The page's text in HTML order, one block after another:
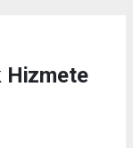
Hizmete